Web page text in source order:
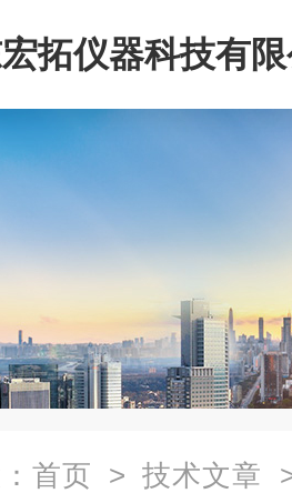
拓仪器科技有
首页 > 技术文章